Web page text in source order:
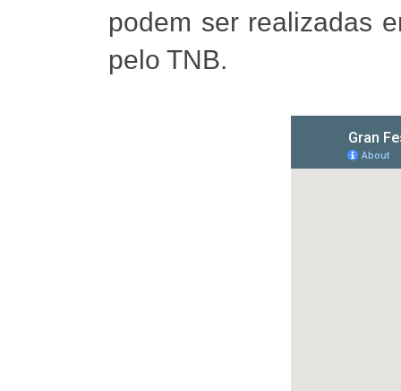
podem ser realizadas
pelo TNB.